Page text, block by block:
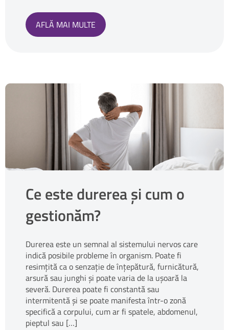
AFLĂ MAI MULTE
Ce este durerea și cum o
gestionăm?
Durerea este un semnal al sistemului nervos care
indică posibile probleme în organism. Poate fi
resimțită ca o senzație de înțepătură, furnicătură,
arsură sau junghi și poate varia de la ușoară la
severă. Durerea poate fi constantă sau
intermitentă și se poate manifesta într-o zonă
specifică a corpului, cum ar fi spatele, abdomenul,
pieptul sau […]